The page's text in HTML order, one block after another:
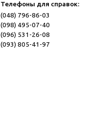
Телефоны для справок:
(048) 796-86-03
(098) 495-07-40
(096) 531-26-08
(093) 805-41-97